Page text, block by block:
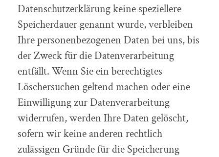
Datenschutzerklärung keine speziellere
Speicherdauer genannt wurde, verbleiben
Ihre personenbezogenen Daten bei uns, bis
der Zweck für die Datenverarbeitung
entfällt. Wenn Sie ein berechtigtes
Löschersuchen geltend machen oder eine
Einwilligung zur Datenverarbeitung
widerrufen, werden Ihre Daten gelöscht,
sofern wir keine anderen rechtlich
zulässigen Gründe für die Speicherung